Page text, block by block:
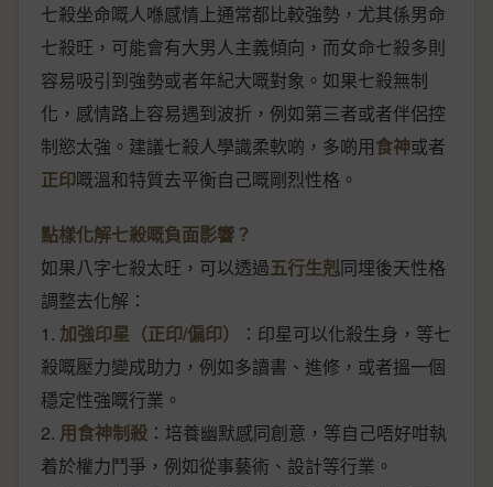
七殺坐命嘅人喺感情上通常都比較強勢，尤其係男命
七殺旺，可能會有大男人主義傾向，而女命七殺多則
容易吸引到強勢或者年紀大嘅對象。如果七殺無制
化，感情路上容易遇到波折，例如第三者或者伴侶控
制慾太強。建議七殺人學識柔軟啲，多啲用食神或者
正印嘅溫和特質去平衡自己嘅剛烈性格。
點樣化解七殺嘅負面影響？
如果八字七殺太旺，可以透過五行生剋同埋後天性格
調整去化解：
1. 加強印星（正印/偏印）
：印星可以化殺生身，等七
殺嘅壓力變成助力，例如多讀書、進修，或者搵一個
穩定性強嘅行業。
2. 用食神制殺 ：培養幽默感同創意，等自己唔好咁執
着於權力鬥爭，例如從事藝術、設計等行業。